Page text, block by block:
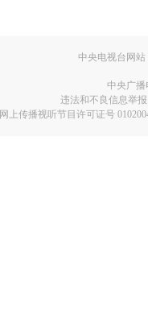
中央电视台网站
中央广
违法和不良信息举报
网上传播视听节目许可证号